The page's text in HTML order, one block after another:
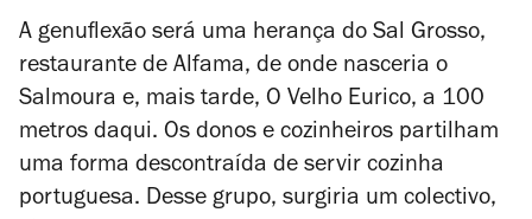
A genuflexão será uma herança do Sal Grosso,
restaurante de Alfama, de onde nasceria o
Salmoura e, mais tarde, O Velho Eurico, a 100
metros daqui. Os donos e cozinheiros partilham
uma forma descontraída de servir cozinha
portuguesa. Desse grupo, surgiria um colectivo,